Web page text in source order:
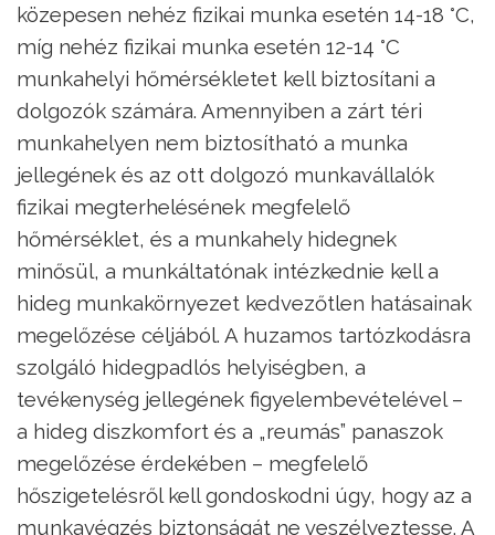
közepesen nehéz fizikai munka esetén 14-18 °C,
míg nehéz fizikai munka esetén 12-14 °C
munkahelyi hőmérsékletet kell biztosítani a
dolgozók számára. Amennyiben a zárt téri
munkahelyen nem biztosítható a munka
jellegének és az ott dolgozó munkavállalók
fizikai megterhelésének megfelelő
hőmérséklet, és a munkahely hidegnek
minősül, a munkáltatónak intézkednie kell a
hideg munkakörnyezet kedvezőtlen hatásainak
megelőzése céljából. A huzamos tartózkodásra
szolgáló hidegpadlós helyiségben, a
tevékenység jellegének figyelembevételével –
a hideg diszkomfort és a „reumás” panaszok
megelőzése érdekében – megfelelő
hőszigetelésről kell gondoskodni úgy, hogy az a
munkavégzés biztonságát ne veszélyeztesse. A